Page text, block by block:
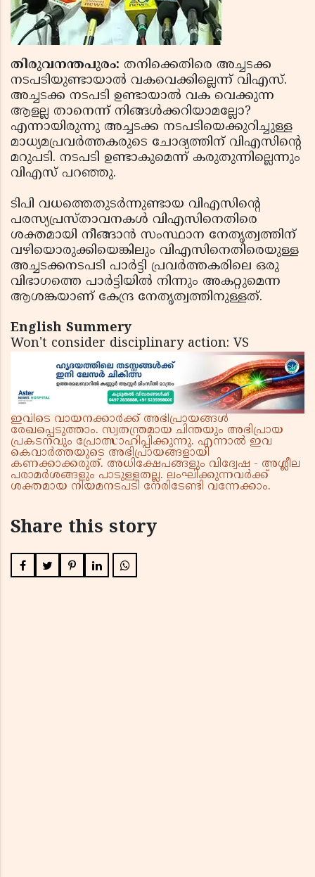
തിരുവനന്തപുരം: തനിക്കെതിരെ അച്ചടക്ക
നടപടിയുണ്ടായാല്‍ വകവെക്കില്ലെന്ന്‌ വിഎസ്.
അച്ചടക്ക നടപടി ഉണ്ടായാല്‍ വക വെക്കുന്ന
ആളല്ല താനെന്ന് നിങ്ങള്‍ക്കറിയാമല്ലോ?
എന്നായിരുന്നു അച്ചടക്ക നടപടിയെക്കുറിച്ചുള്ള
മാധ്യമപ്രവര്‍ത്തകരുടെ ചോദ്യത്തിന്‌ വിഎസിന്റെ
മറുപടി. നടപടി ഉണ്ടാകുമെന്ന്‌ കരുതുന്നില്ലെന്നും
വിഎസ് പറഞ്ഞു.
ടിപി വധത്തെതുടര്‍ന്നുണ്ടായ വിഎസിന്റെ
പരസ്യപ്രസ്താവനകള്‍ വിഎസിനെതിരെ
ശക്തമായി നീങ്ങാന്‍ സംസ്ഥാന നേതൃത്വത്തിന്‌
വഴിയൊരുക്കിയെങ്കിലും വിഎസിനെതിരെയുള്ള
അച്ചടക്കനടപടി പാര്‍ട്ടി പ്രവര്‍ത്തകരിലെ ഒരു
വിഭാഗത്തെ പാര്‍ട്ടിയില്‍ നിന്നും അകറ്റുമെന്ന
ആശങ്കയാണ്‌ കേന്ദ്ര നേതൃത്വത്തിനുള്ളത്.
English Summery
Won't consider disciplinary action: VS
ഇവിടെ വായനക്കാർക്ക് അഭിപ്രായങ്ങൾ
രേഖപ്പെടുത്താം. സ്വതന്ത്രമായ ചിന്തയും അഭിപ്രായ
പ്രകടനവും പ്രോത്സാഹിപ്പിക്കുന്നു. എന്നാൽ ഇവ
കെവാർത്തയുടെ അഭിപ്രായങ്ങളായി
കണക്കാക്കരുത്. അധിക്ഷേപങ്ങളും വിദ്വേഷ - അശ്ലീല
പരാമർശങ്ങളും പാടുള്ളതല്ല. ലംഘിക്കുന്നവർക്ക്
ശക്തമായ നിയമനടപടി നേരിടേണ്ടി വന്നേക്കാം.
Share this story